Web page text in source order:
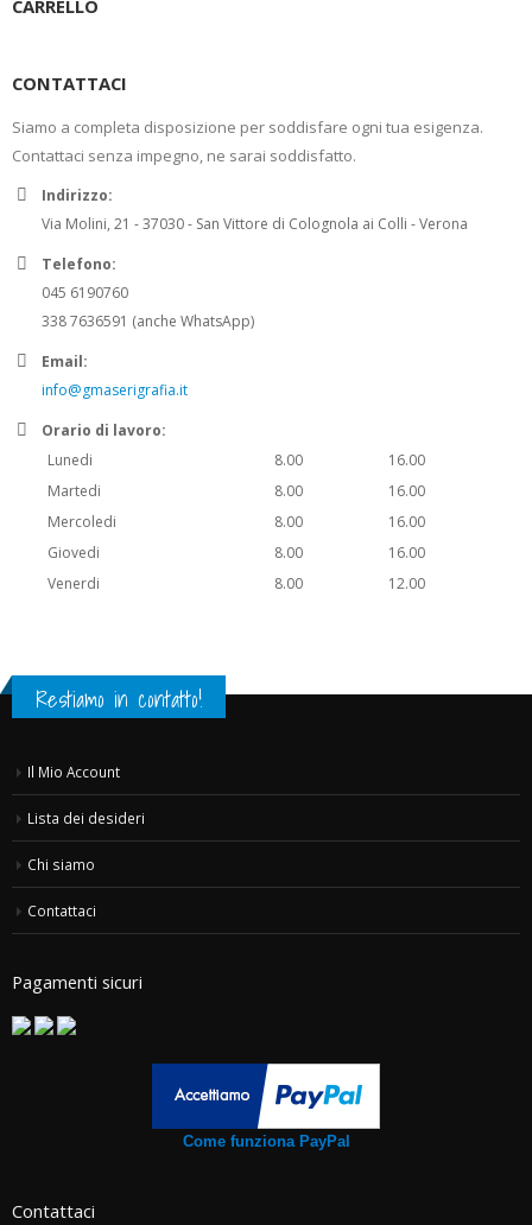
CARRELLO
CONTATTACI
Siamo a completa disposizione per soddisfare ogni tua esigenza.
Contattaci senza impegno, ne sarai soddisfatto.
Indirizzo:
Via Molini, 21 - 37030 - San Vittore di Colognola ai Colli - Verona
Telefono:
045 6190760
338 7636591 (anche WhatsApp)
Email:
info@gmaserigrafia.it
Orario di lavoro:
Lunedi
8.00
16.00
Martedi
8.00
16.00
Mercoledi
8.00
16.00
Giovedi
8.00
16.00
Venerdi
8.00 12.00
Restiamo in contatto!
Il Mio Account
Lista dei desideri
Chi siamo
Contattaci
Pagamenti sicuri
Come funziona PayPal
Contattaci